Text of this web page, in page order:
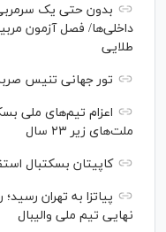
بدون حتی یک سرمربی
داخلی‌ها/ فصل آزمون
طلایی
تور جهانی تنیس صربستان|
ملت‌های زیر ۲۳ سال
کاپیتان بسکتبال
نهایی تیم ملی والیبال